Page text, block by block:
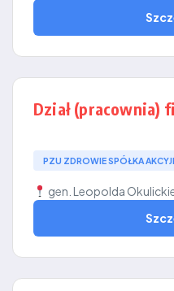
Dział (pracownia)
PZU ZDROWIE SPÓŁKA
gen. Leopolda